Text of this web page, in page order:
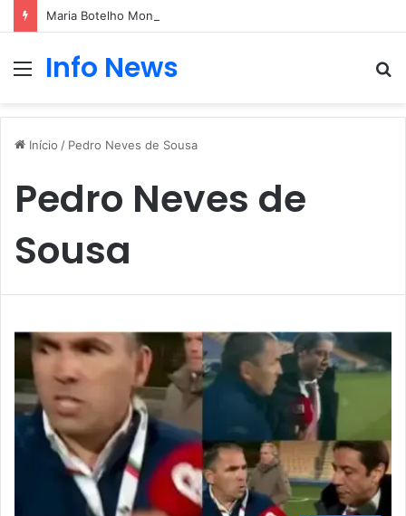
Maria Botelho Moniz “interrompe” confessionário
Menu
Info News
Início / Pedro Neves de Sousa
Pedro Neves de
Sousa